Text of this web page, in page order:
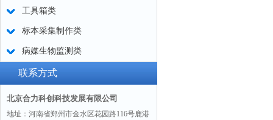
工具箱类
标本采集制作类
病媒生物监测类
联系方式
北京合力科创科技发展有限公司
地址：河南省郑州市金水区花园路116号鹿港